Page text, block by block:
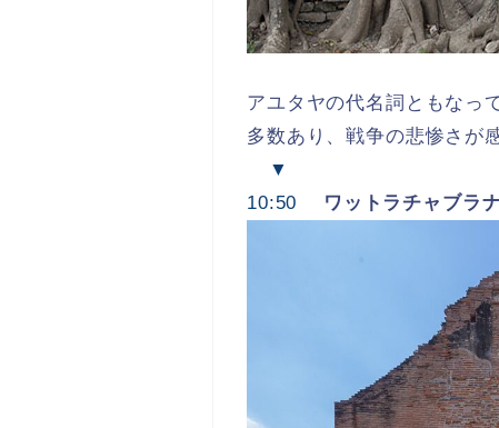
アユタヤの代名詞ともなっ
多数あり、戦争の悲惨さが
▼
10:50
ワットラチャブラ